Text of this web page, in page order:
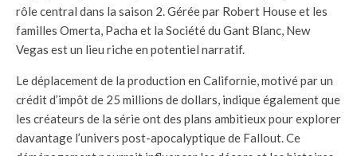
rôle central dans la saison 2. Gérée par Robert House et les
familles Omerta, Pacha et la Société du Gant Blanc, New
Vegas est un lieu riche en potentiel narratif.
Le déplacement de la production en Californie, motivé par un
crédit d’impôt de 25 millions de dollars, indique également que
les créateurs de la série ont des plans ambitieux pour explorer
davantage l’univers post-apocalyptique de Fallout. Ce